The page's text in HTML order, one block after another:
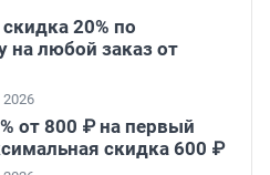
скидка 20% по
на любой заказ от
2026
от 800 ₽ на первый
скидка 600 ₽